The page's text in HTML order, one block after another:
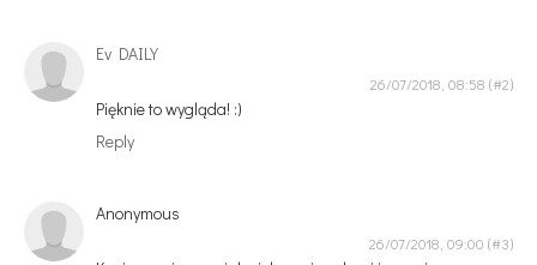
Ev DAILY
26/07/2018, 08:58
Pięknie to wygląda! :)
Reply
Anonymous
26/07/2018, 09:00